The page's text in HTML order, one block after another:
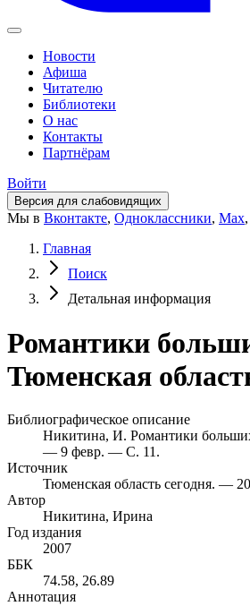
Новости
Афиша
Читателю
Библиотеки
О нас
Контакты
Партнёрам
Войти
Версия для слабовидящих
Мы в Вконтакте, Одноклассники, Max,
Главная
Поиск
Детальная информация
Романтики
Тюменская
Библиографическое описание
Никитина, И. Романтики
— 9 февр. — С. 11.
Источник
Тюменская область сегодня. —
Автор
Никитина, Ирина
Год издания
2007
ББК
74.58, 26.89
Аннотация